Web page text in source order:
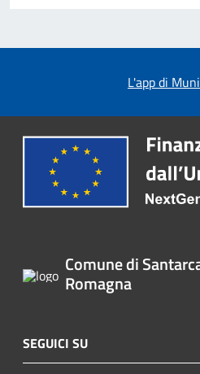
L'app di
Comune di
Romagna
SEGUICI SU